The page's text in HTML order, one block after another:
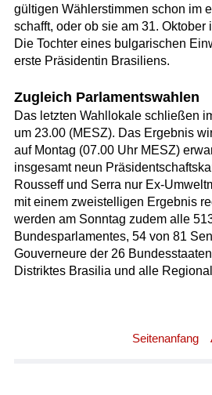
gültigen Wählerstimmen schon im
schafft, oder ob sie am 31. Oktober
Die Tochter eines bulgarischen
erste Präsidentin Brasiliens.
Zugleich Parlamentswahlen
Das letzten Wahllokale schließen
um 23.00 (MESZ). Das Ergebnis
auf Montag (07.00 Uhr MESZ)
insgesamt neun
Rousseff und Serra nur Ex-
mit einem zweistelligen Ergebnis
werden am Sonntag zudem alle
Bundesparlamentes, 54 von 81
Gouverneure der 26
Distriktes Brasilia und alle
Seitenanfang